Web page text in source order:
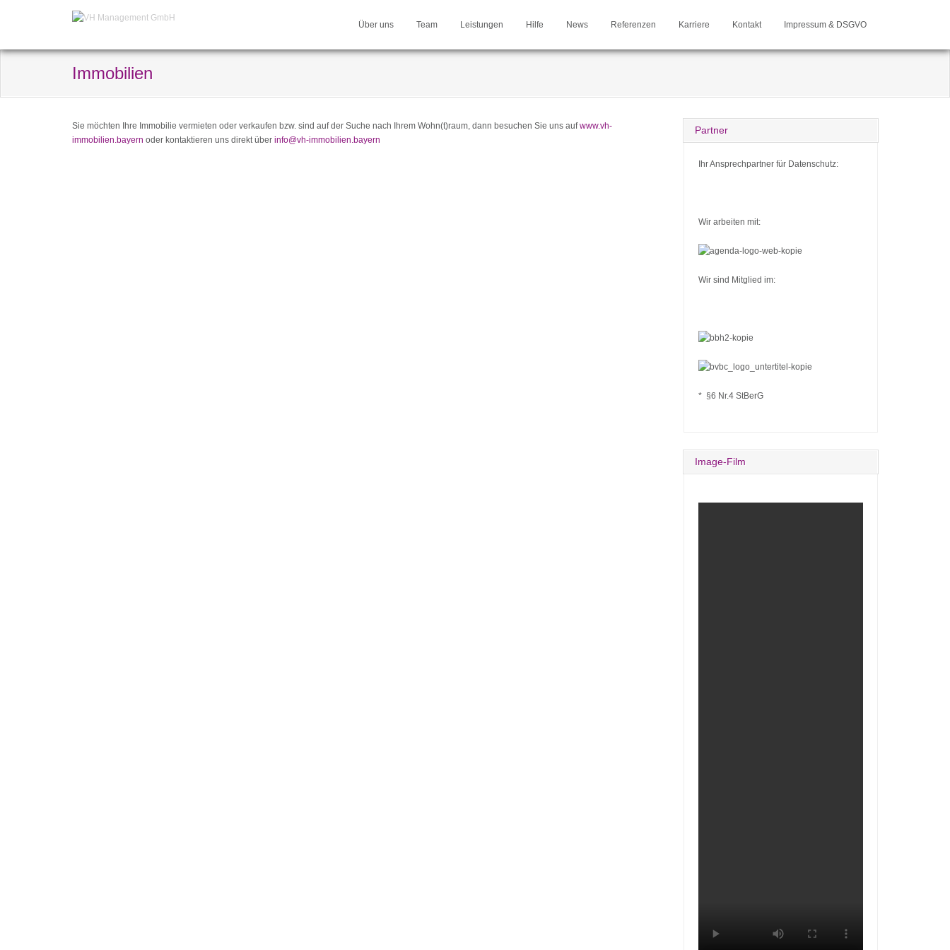
Über uns Team Leistungen Hilfe News Referenzen Karriere Kontakt Impressum & DSGVO
Immobilien
Sie möchten Ihre Immobilie vermieten oder verkaufen bzw. sind auf der Suche nach Ihrem Wohn(t)raum, dann besuchen Sie uns aufwww.vh-
immobilien.bayern oder kontaktieren uns direkt über info@vh-immobilien.bayern
Partner
Ihr Ansprechpartner für Datenschutz:
Wir arbeiten mit:
Wir sind Mitglied im:
* §6 Nr.4 StBerG
Image-Film